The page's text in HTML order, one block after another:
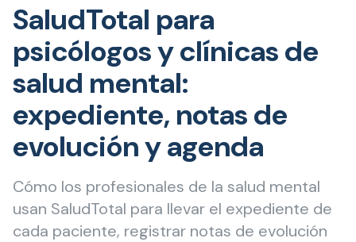
SaludTotal para
psicólogos y clínicas de
salud mental:
expediente, notas de
evolución y agenda
Cómo los profesionales de la salud mental
usan SaludTotal para llevar el expediente de
cada paciente, registrar notas de evolución